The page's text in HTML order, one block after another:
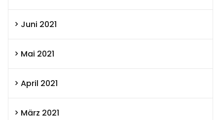
Juni 2021
Mai 2021
April 2021
März 2021